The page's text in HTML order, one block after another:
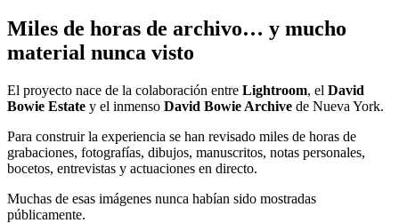
Miles de horas de archivo… y mucho
material nunca visto
El proyecto nace de la colaboración entre Lightroom, el David
Bowie Estate y el inmenso David Bowie Archive de Nueva York.
Para construir la experiencia se han revisado miles de horas de
grabaciones, fotografías, dibujos, manuscritos, notas personales,
bocetos, entrevistas y actuaciones en directo.
Muchas de esas imágenes nunca habían sido mostradas
públicamente.